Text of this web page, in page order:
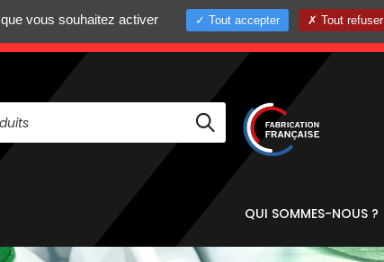
AU +33 (0)4 75 58 80 10
QUI SOMMES-NOUS ?
vous souhaitez activer Tout accepter Tout refuser